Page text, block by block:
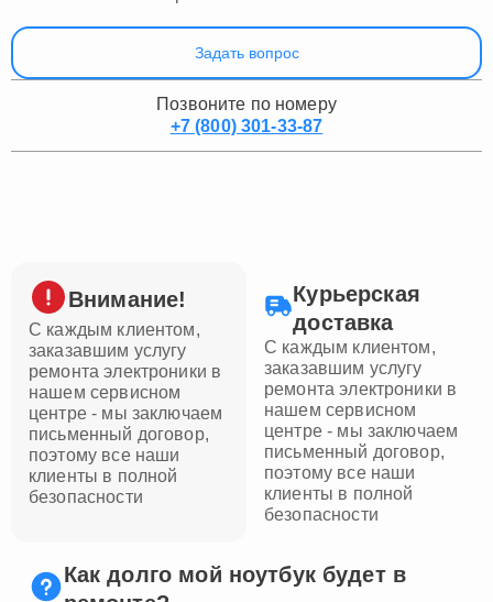
Задать вопрос
Позвоните по номеру
+7 (800) 301-33-87
Внимание!
С каждым клиентом,
заказавшим услугу
ремонта электроники в
нашем сервисном
центре - мы заключаем
письменный договор,
поэтому все наши
клиенты в полной
безопасности
Курьерская
доставка
С каждым клиентом,
заказавшим услугу
ремонта электроники в
нашем сервисном
центре - мы заключаем
письменный договор,
поэтому все наши
клиенты в полной
безопасности
Как долго мой ноутбук будет в